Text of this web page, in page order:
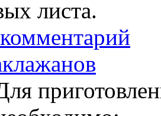
листа.